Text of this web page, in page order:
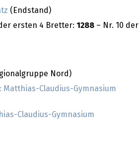
(Endstand)
ersten 4 Bretter: 1288 – Nr. 10 der
Nord)
Matthias-Claudius-Gymnasium
Claudius-Gymnasium